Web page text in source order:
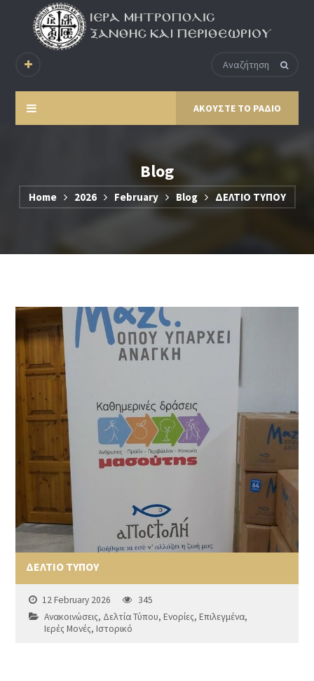
ΑΚΟΥΣΤΕ ΤΟ ΡΑΔΙΟ
Blog
Home 2026 February Blog ΔΕΛΤΙΟ ΤΥΠΟΥ
ΔΕΛΤΙΟ ΤΥΠΟΥ
12 February 2026
345
Ανακοινώσεις, Δελτία Τύπου,Ενορίες,Επιλεγμένα,
Ιερές Μονές,Ιστορικό